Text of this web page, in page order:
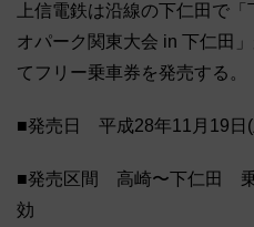
上信電鉄は沿線の下仁田で
オパーク関東大会 in 下仁田
てフリー乗車券を発売する。
■発売日 平成28年11月19日(
■発売区間 高崎〜下仁田
効